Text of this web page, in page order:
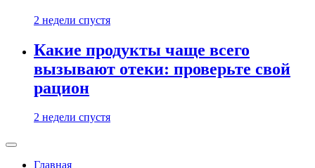
2 недели спустя
Какие продукты чаще всего
вызывают отеки: проверьте свой
рацион
2 недели спустя
Главная